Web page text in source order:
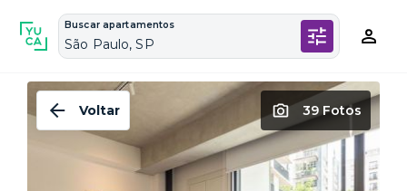
Buscar apartamentos
São Paulo, SP
Voltar 39 Fotos